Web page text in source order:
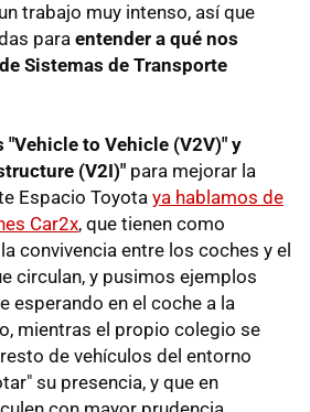
trabajo muy intenso, así que
para entender a qué nos
Sistemas de Transporte
to Vehicle (V2V)" y
(V2I)" para mejorar la
Espacio Toyota ya hablamos de
Car2x, que tienen como
convivencia entre los coches y el
circulan, y pusimos ejemplos
esperando en el coche a la
mientras el propio colegio se
de vehículos del entorno
su presencia, y que en